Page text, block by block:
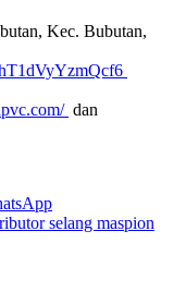
Kec. Bubutan,
dan
selang maspion